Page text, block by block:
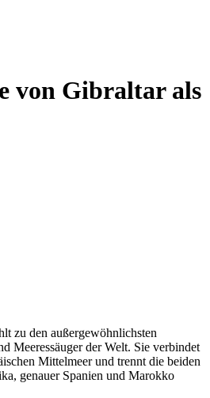
von Gibraltar als
zu den außergewöhnlichsten
Meeressäuger der Welt. Sie verbindet
Mittelmeer und trennt die beiden
genauer Spanien und Marokko